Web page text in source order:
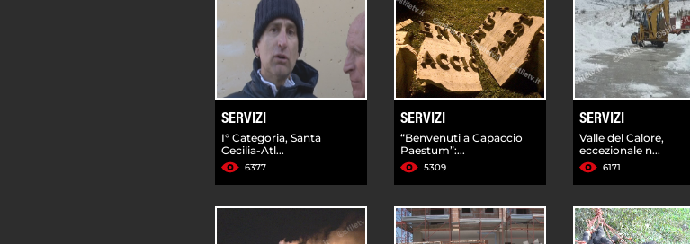
SERVIZI
I° Categoria, Santa
Cecilia-Atl...
6377
SERVIZI
“Benvenuti a Capaccio
Paestum”:...
5309
SERVIZI
Valle del Calore,
eccezionale n...
6171